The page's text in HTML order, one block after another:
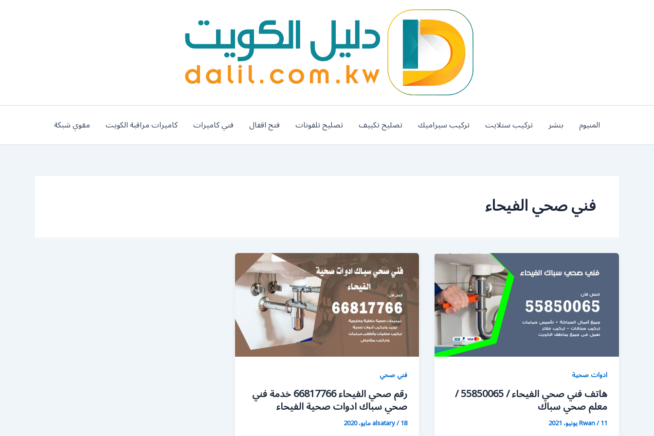
المنيوم بنشر تركيب ستلايت تركيب سيراميك تصليح تكييف تصليح تلفونات فتح اقفال فني كاميرات كاميرات مراقبة الكويت مقوي شبكة
فني صحي الفيحاء
ادوات صحية
هاتف فني صحي الفيحاء / 55850065 /
معلم صحي سباك
Rwan/11 يونيو، 2021
فني صحي
رقم صحي الفيحاء 66817766 خدمة فني
صحي سباك ادوات صحية الفيحاء
alsatary/18 مايو، 2020